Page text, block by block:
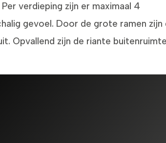
verdieping zijn er maximaal 4
gevoel. Door de grote ramen zijn
Opvallend zijn de riante